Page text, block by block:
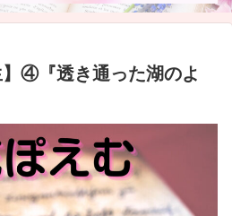
④『透き通った湖のよ